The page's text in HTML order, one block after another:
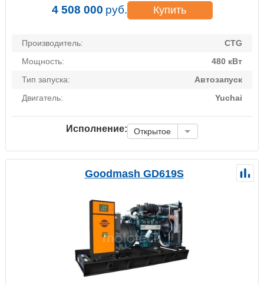
4 508 000 руб. Купить
Производитель:
CTG
Мощность:
480 кВт
Тип запуска:
Автозапуск
Двигатель:
Yuchai
Исполнение: Открытое
Goodmash GD619S